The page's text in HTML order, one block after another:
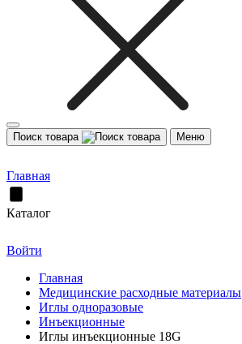
Поиск товара Меню
Главная
Каталог
Войти
Главная
Медицинские расходные материалы
Иглы одноразовые
Инъекционные
Иглы инъекционные 18G